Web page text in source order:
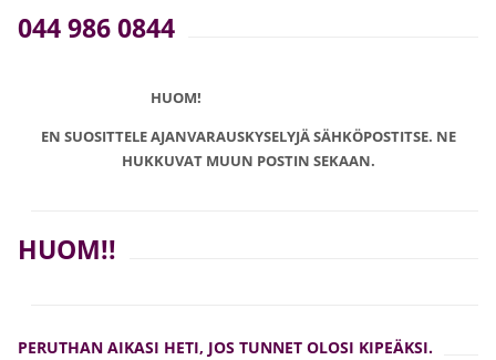
044 986 0844
HUOM!
EN SUOSITTELE AJANVARAUSKYSELYJÄ SÄHKÖPOSTITSE. NE
HUKKUVAT MUUN POSTIN SEKAAN.
HUOM!!
PERUTHAN AIKASI HETI, JOS TUNNET OLOSI KIPEÄKSI.